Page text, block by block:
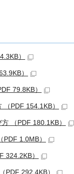
）
）
79.8KB）
PDF 154.1KB）
（PDF 180.1KB）
1.0MB）
324.2KB）
PDF 292.4KB）